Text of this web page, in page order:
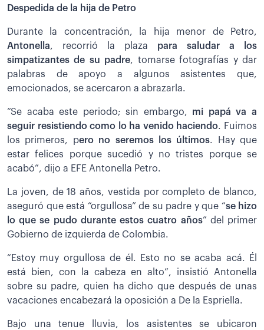
Despedida de la hija de Petro
Durante la concentración, la hija menor de Petro,
Antonella, recorrió la plaza para saludar a los
simpatizantes de su padre, tomarse fotografías y dar
palabras de apoyo a algunos asistentes que,
emocionados, se acercaron a abrazarla.
“Se acaba este periodo; sin embargo, mi papá va a
seguir resistiendo como lo ha venido haciendo. Fuimos
los primeros, pero no seremos los últimos. Hay que
estar felices porque sucedió y no tristes porque se
acabó”, dijo a EFE Antonella Petro.
La joven, de 18 años, vestida por completo de blanco,
aseguró que está “orgullosa” de su padre y que “se hizo
lo que se pudo durante estos cuatro años” del primer
Gobierno de izquierda de Colombia.
“Estoy muy orgullosa de él. Esto no se acaba acá. Él
está bien, con la cabeza en alto”, insistió Antonella
sobre su padre, quien ha dicho que después de unas
vacaciones encabezará la oposición a De la Espriella.
Bajo una tenue lluvia, los asistentes se ubicaron